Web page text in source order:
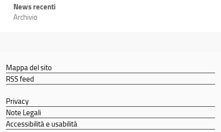
News recenti
Archivio
Mappa del sito
RSS feed
Privacy
Note Legali
Accessibilità e usabilità